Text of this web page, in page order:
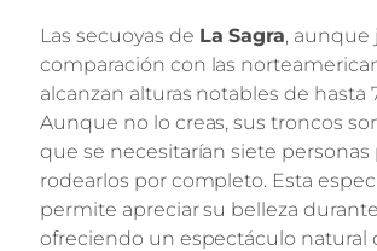
Las secuoyas de La Sagra, aunque
comparación con las
alcanzan alturas notables de hasta
Aunque no lo creas, sus troncos
que se necesitarían siete personas
rodearlos por completo. Esta
permite apreciar su belleza
ofreciendo un espectáculo natural